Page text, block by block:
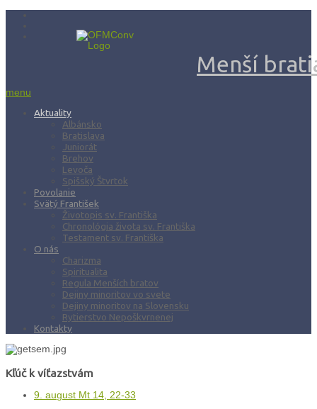
Menší
menu
Aktuality
Albánsko
Bratislava
Juniorát
Brehov
Levoča
Spišský Štvrtok
Povolanie
Svätý František
Životopis sv. Františka
Chronológia života sv. Františka
Testament sv. Františka
O nás
Charizma
Spiritualita
Regula Menších bratov
Dejiny minoritov vo svete
Dejiny minoritov na Slovensku
Rytierstvo Nepoškvrnenej
Kontakty
Kľúč k víťazstvám
9. august Mt 14, 22-33